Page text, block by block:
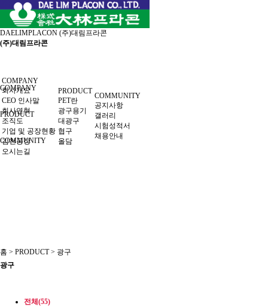
DAELIMPLACON (주)대림프라콘
(주)대림프라콘
COMPANY
PRODUCT
COMMUNITY
COMPANY
회사개요
CEO 인사말
회사연혁
조직도
기업 및 공장현황
김천공장
오시는길
PRODUCT
PET란
광구용기
대광구
협구
올담
COMMUNITY
공지사항
갤러리
시험성적서
채용안내
홈 > PRODUCT > 광구
광구
전체(55)